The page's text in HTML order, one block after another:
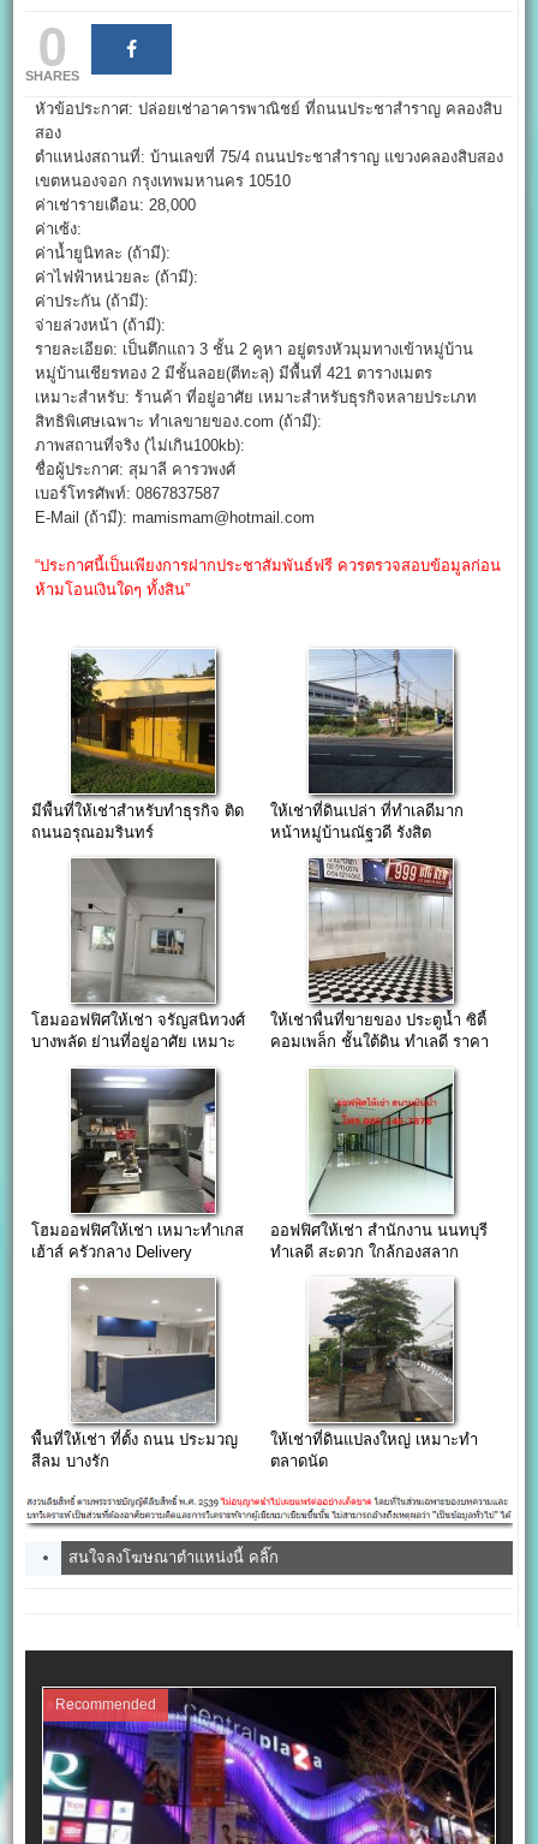
0
SHARES
หัวข้อประกาศ: ปล่อยเช่าอาคารพาณิชย์ ที่ถนนประชาสำราญ คลองสิบ
สอง
ตำแหน่งสถานที่: บ้านเลขที่ 75/4 ถนนประชาสำราญ แขวงคลองสิบสอง
เขตหนองจอก กรุงเทพมหานคร 10510
ค่าเช่ารายเดือน: 28,000
ค่าเซ้ง:
ค่าน้ำยูนิทละ (ถ้ามี):
ค่าไฟฟ้าหน่วยละ (ถ้ามี):
ค่าประกัน (ถ้ามี):
จ่ายล่วงหน้า (ถ้ามี):
รายละเอียด: เป็นตึกแถว 3 ชั้น 2 คูหา อยู่ตรงหัวมุมทางเข้าหมู่บ้าน
หมู่บ้านเชียรทอง 2 มีชั้นลอย(ตีทะลุ) มีพื้นที่ 421 ตารางเมตร
เหมาะสำหรับ: ร้านค้า ที่อยู่อาศัย เหมาะสำหรับธุรกิจหลายประเภท
สิทธิพิเศษเฉพาะ ทำเลขายของ.com (ถ้ามี):
ภาพสถานที่จริง (ไม่เกิน100kb):
ชื่อผู้ประกาศ: สุมาลี คารวพงศ์
เบอร์โทรศัพท์: 0867837587
E-Mail (ถ้ามี): mamismam@hotmail.com
“ประกาศนี้เป็นเพียงการฝากประชาสัมพันธ์ฟรี ควรตรวจสอบข้อมูลก่อน
ห้ามโอนเงินใดๆ ทั้งสิน”
มีพื้นที่ให้เช่าสำหรับทำธุรกิจ ติด
ถนนอรุณอมรินทร์
ให้เช่าที่ดินเปล่า ที่ทำเลดีมาก
หน้าหมู่บ้านณัฐวดี รังสิต
นครนายก คลองแปด
โฮมออฟฟิศให้เช่า จรัญสนิทวงศ์
บางพลัด ย่านที่อยู่อาศัย เหมาะ
แก่การทำร้านค้า ร้านอาหาร
ให้เช่าพื่้นที่ขายของ ประตูน้ำ ซิตี้
คอมเพล็ก ชั้นใต้ดิน ทำเลดี ราคา
โฮมออฟฟิศให้เช่า เหมาะทำเกส
เฮ้าส์ ครัวกลาง Delivery
ออฟฟิศให้เช่า สำนักงาน นนทบุรี
ทำเลดี สะดวก ใกล้กองสลาก
พื้นที่ให้เช่า ที่ตั้ง ถนน ประมวญ
สีลม บางรัก
ให้เช่าที่ดินแปลงใหญ่ เหมาะทำ
ตลาดนัด
สนใจลงโฆษณาตำแหน่งนี้ คลิ๊ก
Recommended